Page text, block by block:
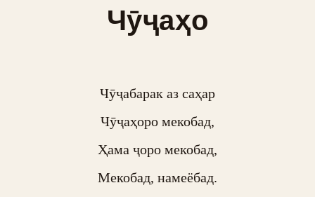
Чӯҷаҳо
Чӯҷабарак аз саҳар
Чӯҷаҳоро мекобад,
Ҳама ҷоро мекобад,
Мекобад, намеёбад.